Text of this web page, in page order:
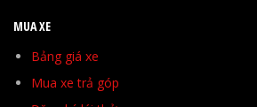
MUA XE
Bảng giá xe
Mua xe trả góp